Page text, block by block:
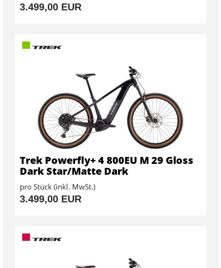
3.499,00 EUR
Trek Powerfly+ 4 800EU M 29 Gloss
Dark Star/Matte Dark
pro Stück (inkl. MwSt.)
3.499,00 EUR